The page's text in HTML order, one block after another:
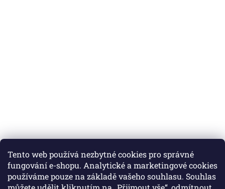
Tento web používá nezbytné cookies pro správné
fungování e-shopu. Analytické a marketingové cookies
používáme pouze na základě vašeho souhlasu. Souhlas